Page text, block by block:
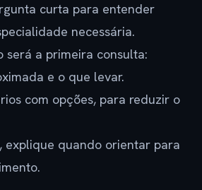
curta para entender
necessária.
será a primeira consulta:
e o que levar.
com opções, para reduzir o
explique quando orientar para